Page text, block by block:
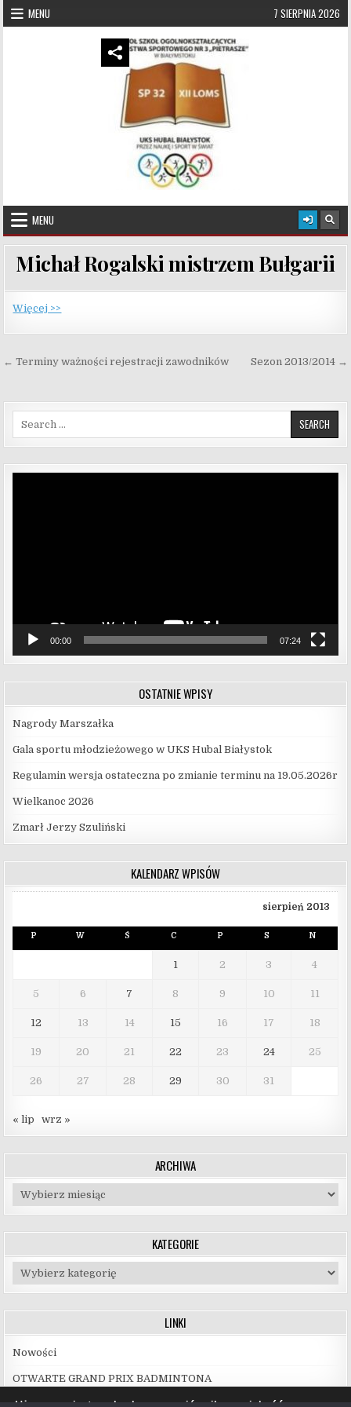
Skip to content
MENU 7 SIERPNIA 2026
UKS Hubal Białystok
MENU
Michał Rogalski mistrzem Bułgarii
Więcej >>
Nawigacja wpisu Sezon 2013/2014 →
← Terminy ważności rejestracji zawodników
Search for:
00:00 07:24
OSTATNIE WPISY
Nagrody Marszałka
Gala sportu młodzieżowego w UKS Hubal Białystok
Regulamin wersja ostateczna po zmianie terminu na 19.05.2026r
Wielkanoc 2026
Zmarł Jerzy Szuliński
KALENDARZ WPISÓW
sierpień 2013
P W Ś C P S N
1 2 3 4
5 6 7 8 9 10 11
12 13 14 15 16 17 18
19 20 21 22 23 24 25
26 27 28 29 30 31
« lip wrz »
ARCHIWA
Archiwa
KATEGORIE
Kategorie
LINKI
Nowości
OTWARTE GRAND PRIX BADMINTONA